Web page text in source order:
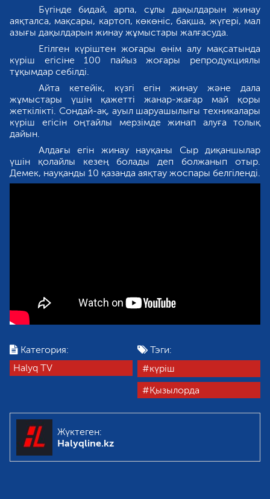
Категория:
Halyq TV
Тэги:
күріш
Қызылорда
Жүктеген:
Halyqline.kz
Бүгінде бидай, арпа, сұлы дақылдарын жинау
аяқталса, мақсары, картоп, көкөніс, бақша, жүгері, мал
азығы дақылдарын жинау жұмыстары жалғасуда.
Егілген күріштен жоғары өнім алу мақсатында
күріш егісіне 100 пайыз жоғары репродукциялы
тұқымдар себілді.
Айта кетейік, күзгі егін жинау және дала
жұмыстары үшін қажетті жанар-жағар май қоры
жеткілікті. Сондай-ақ, ауыл шаруашылығы техникалары
күріш егісін оңтайлы мерзімде жинап алуға толық
дайын.
Алдағы егін жинау науқаны Сыр диқаншылар
үшін қолайлы кезең болады деп болжанып отыр.
Демек, науқанды 10 қазанда аяқтау жоспары белгіленді.